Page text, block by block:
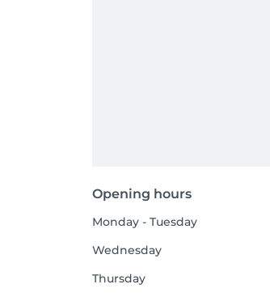
Opening hours
Monday - Tuesday
Wednesday
Thursday